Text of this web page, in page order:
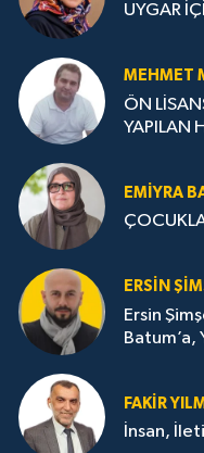
UYGAR
MEHMET
ÖN
YAPILAN
EMIYRA
ERSIN
Ersin
Batum’a,
FAKIR
İnsan,